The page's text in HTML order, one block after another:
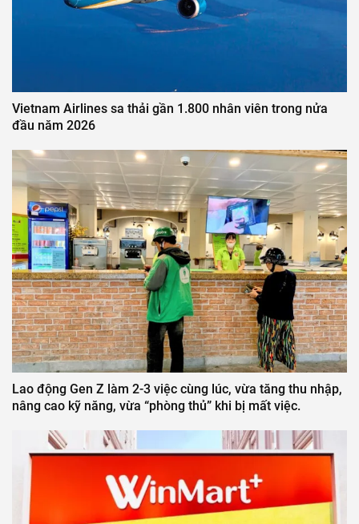
Vietnam Airlines sa thải gần 1.800 nhân viên trong nửa
đầu năm 2026
Lao động Gen Z làm 2-3 việc cùng lúc, vừa tăng thu nhập,
nâng cao kỹ năng, vừa “phòng thủ” khi bị mất việc.